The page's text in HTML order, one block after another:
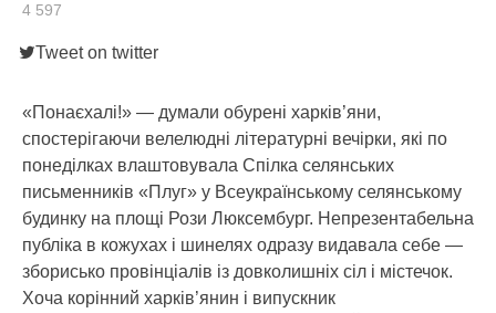
4 597
Tweet on twitter
«Понаєхалі!» — думали обурені харків’яни,
спостерігаючи велелюдні літературні вечірки, які по
понеділках влаштовувала Спілка селянських
письменників «Плуг» у Всеукраїнському селянському
будинку на площі Рози Люксембург. Непрезентабельна
публіка в кожухах і шинелях одразу видавала себе —
зборисько провінціалів із довколишніх сіл і містечок.
Хоча корінний харків’янин і випускник